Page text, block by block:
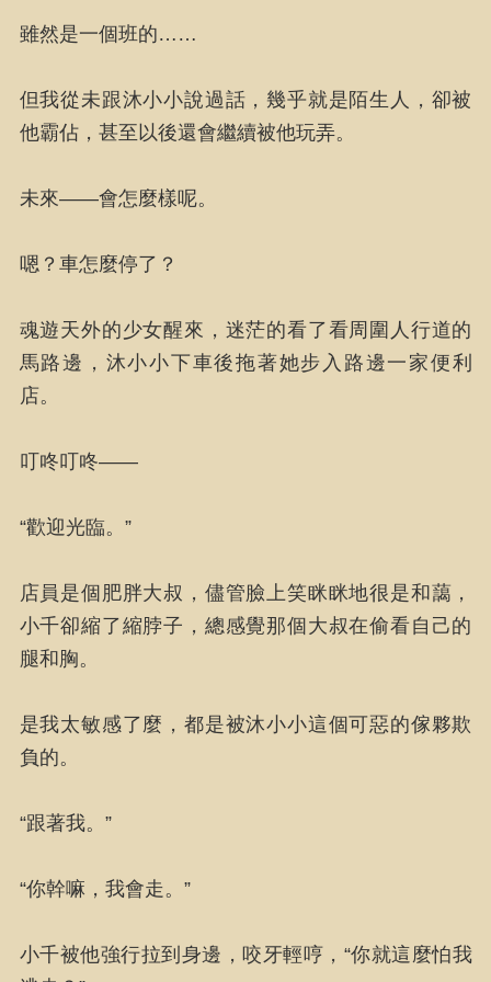
雖然是一個班的……
但我從未跟沐小小說過話，幾乎就是陌生人，卻被
他霸佔，甚至以後還會繼續被他玩弄。
未來——會怎麼樣呢。
嗯？車怎麼停了？
魂遊天外的少女醒來，迷茫的看了看周圍人行道的
馬路邊，沐小小下車後拖著她步入路邊一家便利
店。
叮咚叮咚——
“歡迎光臨。”
店員是個肥胖大叔，儘管臉上笑眯眯地很是和藹，
小千卻縮了縮脖子，總感覺那個大叔在偷看自己的
腿和胸。
是我太敏感了麼，都是被沐小小這個可惡的傢夥欺
負的。
“跟著我。”
“你幹嘛，我會走。”
小千被他強行拉到身邊，咬牙輕哼，“你就這麼怕我